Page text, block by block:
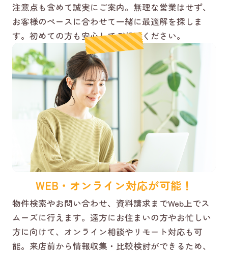
注意点も含めて誠実にご案内。無理な営業はせず、
お客様のペースに合わせて一緒に最適解を探しま
す。初めての方も安心してご相談ください。
WEB・オンライン対応が可能！
物件検索やお問い合わせ、資料請求までWeb上でス
ムーズに行えます。遠方にお住まいの方やお忙しい
方に向けて、オンライン相談やリモート対応も可
能。来店前から情報収集・比較検討ができるため、